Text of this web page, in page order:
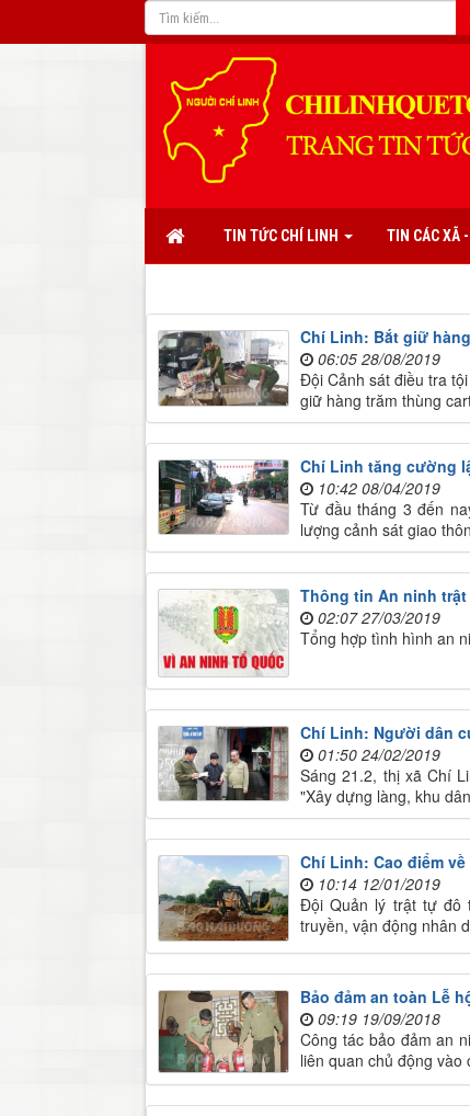
TIN TỨC CHÍ LINH TIN CÁC XÃ
Chí Linh: Bắt giữ
06:05 28/08/2019
Đội Cảnh sát điều tra
giữ hàng trăm thùng
Chí Linh tăng cường
10:42 08/04/2019
Từ đầu tháng 3 đến
lượng cảnh sát giao
Thông tin An ninh
02:07 27/03/2019
Tổng hợp tình hình an
Chí Linh: Người dân
01:50 24/02/2019
Sáng 21.2, thị xã Chí
"Xây dựng làng, khu
Chí Linh: Cao điểm
10:14 12/01/2019
Đội Quản lý trật tự đô
truyền, vận động nhân
Bảo đảm an toàn Lễ
09:19 19/09/2018
Công tác bảo đảm an
liên quan chủ động vào